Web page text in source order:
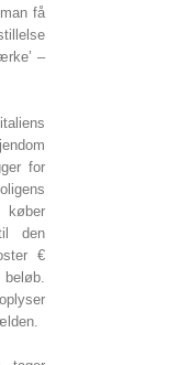
få
–
for
den
€